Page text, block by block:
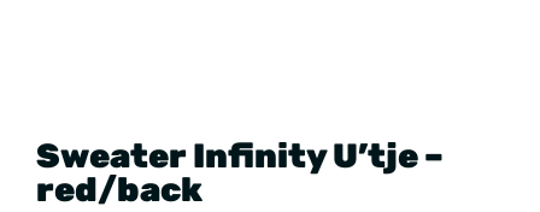
Sweater Infinity U’tje –
red/back